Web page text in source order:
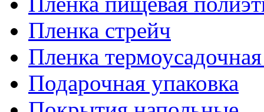
Пленка стрейч
Пленка
Подарочная упаковка